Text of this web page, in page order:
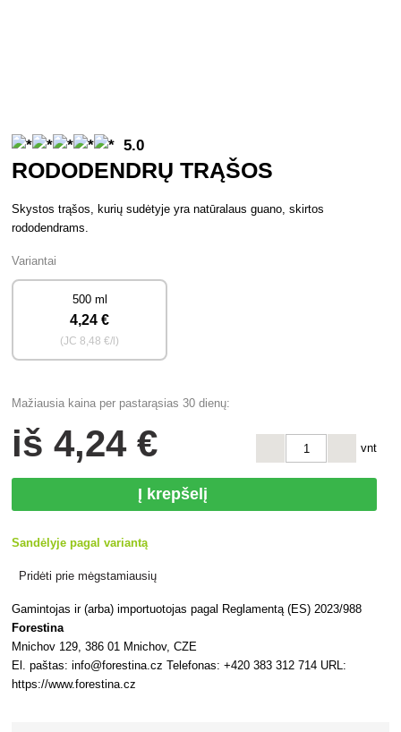
5.0
RODODENDRŲ TRĄŠOS
Skystos trąšos, kurių sudėtyje yra natūralaus guano, skirtos
rododendrams.
Variantai
500 ml
4,24 €
(JC8,48 €/l)
Mažiausia kaina per pastarąsias 30 dienų:
iš4,24 € vnt
Į krepšelį
Sandėlyje pagal variantą
Pridėti prie mėgstamiausių
Gamintojas ir (arba) importuotojas pagal Reglamentą (ES) 2023/988
Forestina
Mnichov 129, 386 01 Mnichov, CZE
El. paštas: info@forestina.cz Telefonas: +420 383 312 714 URL:
https://www.forestina.cz